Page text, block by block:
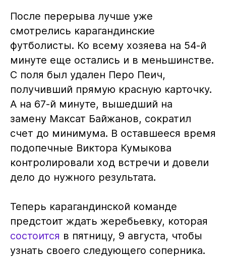
После перерыва лучше уже
смотрелись карагандинские
футболисты. Ко всему хозяева на 54-й
минуте еще остались и в меньшинстве.
С поля был удален Перо Пеич,
получивший прямую красную карточку.
А на 67-й минуте, вышедший на
замену Максат Байжанов, сократил
счет до минимума. В оставшееся время
подопечные Виктора Кумыкова
контролировали ход встречи и довели
дело до нужного результата.
Теперь карагандинской команде
предстоит ждать жеребьевку, которая
состоится в пятницу, 9 августа, чтобы
узнать своего следующего соперника.